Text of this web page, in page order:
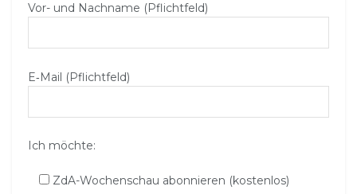
Vor- und Nachname (Pflichtfeld)
E‑Mail (Pflichtfeld)
Ich möchte:
ZdA-Wochenschau abonnieren (kostenlos)